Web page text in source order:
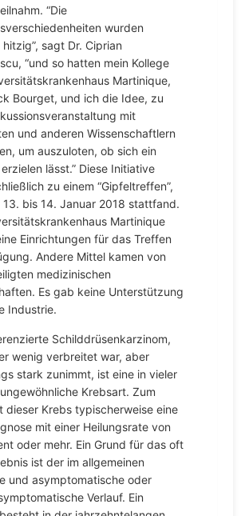
“Die
wurden
sagt Dr. Ciprian
“und so hatten mein Kollege
Martinique,
Bourget, und ich die Idee, zu
mit
und anderen Wissenschaftlern
um auszuloten, ob sich ein
erzielen lässt.” Diese Initiative
zu einem “Gipfeltreffen”,
13. bis 14. Januar 2018 stattfand.
Martinique
Einrichtungen für das Treffen
Andere Mittel kamen von
medizinischen
Es gab keine Unterstützung
Industrie.
Schilddrüsenkarzinom,
wenig verbreitet war, aber
stark zunimmt, ist eine in vieler
Krebsart. Zum
dieser Krebs typischerweise eine
mit einer Heilungsrate von
oder mehr. Ein Grund für das oft
ist der im allgemeinen
und asymptomatische oder
Verlauf. Ein